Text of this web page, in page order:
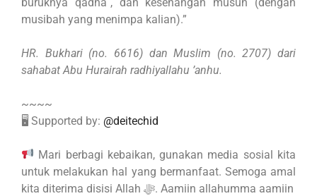
musibah yang menimpa kalian).”
HR. Bukhari (no. 6616) dan Muslim (no. 2707) dari
sahabat Abu Hurairah radhiyallahu ’anhu.
~~~~
🖥 Supported by: @deitechid
Mari berbagi kebaikan, gunakan media sosial kita
untuk melakukan hal yang bermanfaat. Semoga amal
kita diterima disisi Allah ﷻ. Aamiin allahumma aamiin